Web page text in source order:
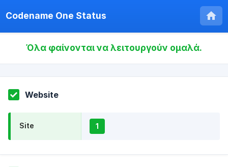
Codename One Status
Όλα φαίνονται να λειτουργούν ομαλά.
Website
Site 1